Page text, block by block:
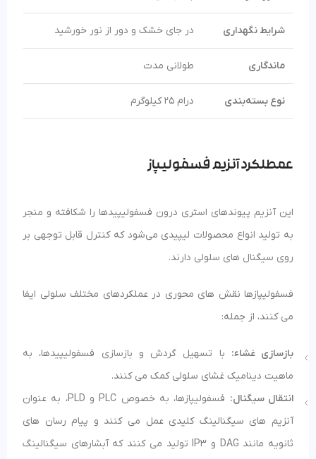
شرایط نگهداری در جای خشک و دور از نور خورشید
ماندگاری طولانی مدت
نوع بسته‌بندی درام 25 کیلوگرم
عمطلکرد آنزیم فسفولیپاز
این آنزیم پیوندهای استری درون فسفولیپیدها را شکافته و منجر
به تولید انواع محصولات لیپیدی می‌شود که کنترل قابل توجهی بر
روی سیگنال های سلولی دارند.
فسفولیپازها نقش های محوری در عملکردهای مختلف سلولی ایفا
می کنند، از جمله:
بازسازی غشاء: با تسهیل گردش و بازسازی فسفولیپیدها، به
ماهیت دینامیک غشای سلولی کمک می کنند.
انتقال سیگنال:
فسفولیپازها، به خصوص PLC و PLD، به عنوان
آنزیم های سیگنالینگ کلیدی عمل می کنند و پیام رسان های
ثانویه مانند DAG و IP3 تولید می کنند که آبشارهای سیگنالینگ